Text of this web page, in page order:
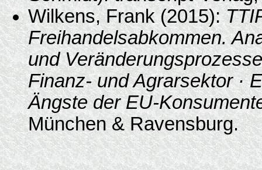
Wilkens, Frank (2015):
Freihandelsabkommen.
und
Finanz- und Agrarsektor ·
Ängste der EU-
München & Ravensburg.